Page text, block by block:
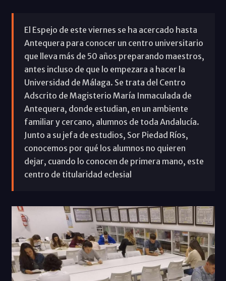
El Espejo de este viernes se ha acercado hasta
Antequera para conocer un centro universitario
que lleva más de 50 años preparando maestros,
antes incluso de que lo empezara a hacer la
Universidad de Málaga. Se trata del Centro
Adscrito de Magisterio María Inmaculada de
Antequera, donde estudian, en un ambiente
familiar y cercano, alumnos de toda Andalucía.
Junto a su jefa de estudios, Sor Piedad Ríos,
conocemos por qué los alumnos no quieren
dejar, cuando lo conocen de primera mano, este
centro de titularidad eclesial